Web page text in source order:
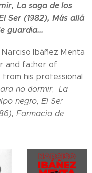
La saga de los
Ser (1982), Más allá
guardia...
Ibáñez Menta
and father of
his professional
no dormir, La
negro, El Ser
Farmacia de